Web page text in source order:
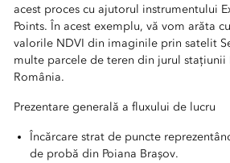
acest proces cu ajutorul instrumentului
Points. În acest exemplu, vă vom arăta
valorile NDVI din imaginile prin satelit
multe parcele de teren din jurul stațiunii
România.
Prezentare generală a fluxului de lucru
Încărcare strat de puncte
de probă din Poiana Brașov.